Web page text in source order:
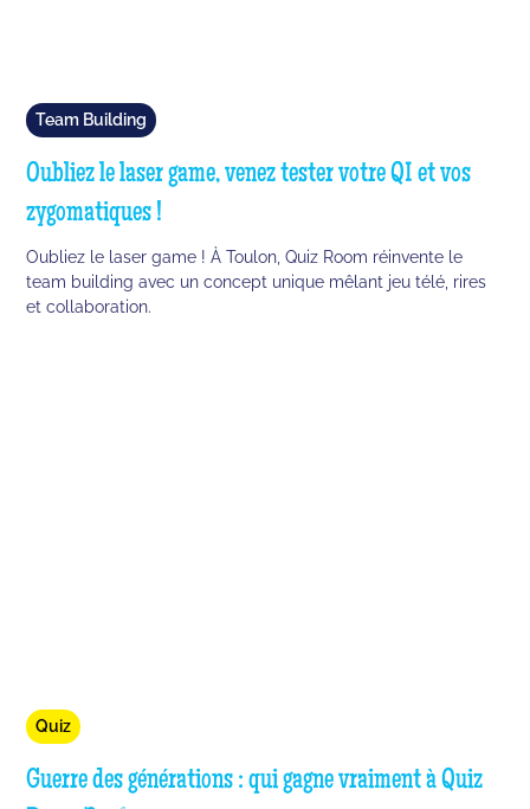
Team Building
Oubliez le laser game, venez tester votre QI et vos
zygomatiques !
Oubliez le laser game ! À Toulon, Quiz Room réinvente le
team building avec un concept unique mêlant jeu télé, rires
et collaboration.
Quiz
Guerre des générations : qui gagne vraiment à Quiz